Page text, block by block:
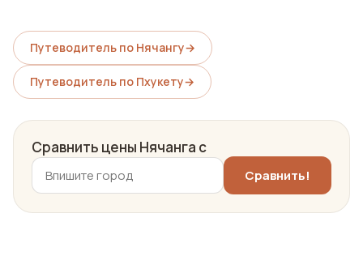
Путеводитель по Нячангу→
Путеводитель по Пхукету→
Сравнить цены Нячанга с